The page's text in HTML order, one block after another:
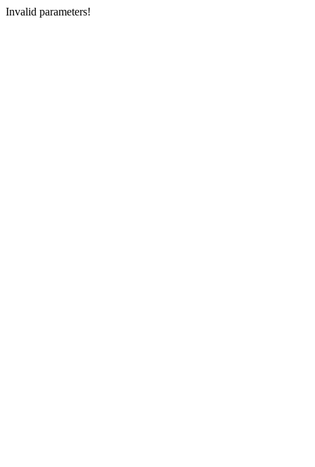
Invalid parameters!